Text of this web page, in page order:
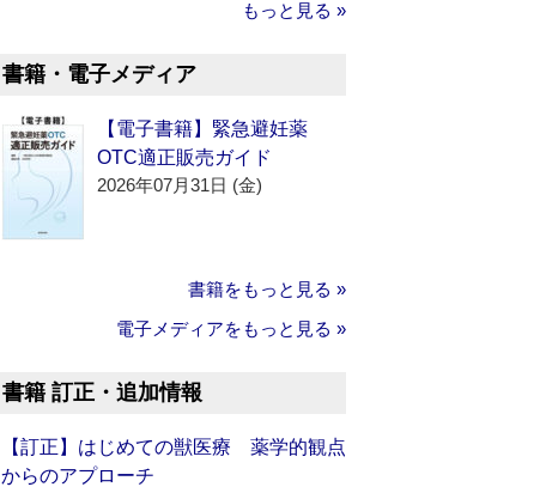
もっと見る »
書籍・電子メディア
【電子書籍】緊急避妊薬
OTC適正販売ガイド
2026年07月31日 (金)
書籍をもっと見る »
電子メディアをもっと見る »
書籍 訂正・追加情報
【訂正】はじめての獣医療 薬学的観点
からのアプローチ